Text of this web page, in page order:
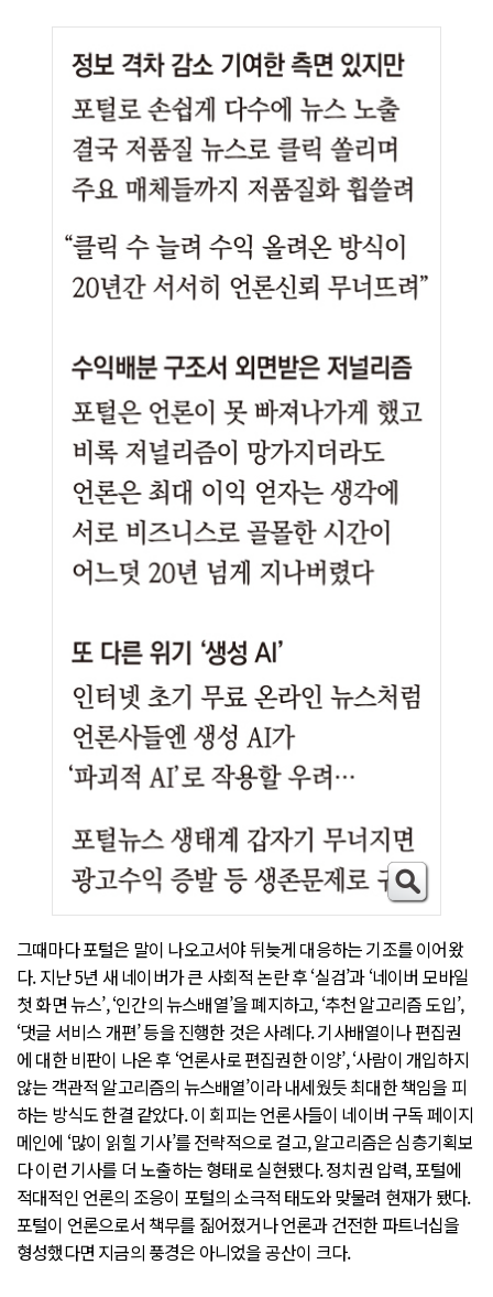
그때마다 포털은 말이 나오고서야 뒤늦게 대응하는 기조를 이어왔
다. 지난 5년 새 네이버가 큰 사회적 논란 후 ‘실검’과 ‘네이버 모바일
첫 화면 뉴스’, ‘인간의 뉴스배열’을 폐지하고, ‘추천 알고리즘 도입’,
‘댓글 서비스 개편’ 등을 진행한 것은 사례다. 기사배열이나 편집권
에 대한 비판이 나온 후 ‘언론사로 편집권한 이양’, ‘사람이 개입하지
않는 객관적 알고리즘의 뉴스배열’이라 내세웠듯 최대한 책임을 피
하는 방식도 한결 같았다. 이 회피는 언론사들이 네이버 구독 페이지
메인에 ‘많이 읽힐 기사’를 전략적으로 걸고, 알고리즘은 심층기획보
다 이런 기사를 더 노출하는 형태로 실현됐다. 정치권 압력, 포털에
적대적인 언론의 조응이 포털의 소극적 태도와 맞물려 현재가 됐다.
포털이 언론으로서 책무를 짊어졌거나 언론과 건전한 파트너십을
형성했다면 지금의 풍경은 아니었을 공산이 크다.